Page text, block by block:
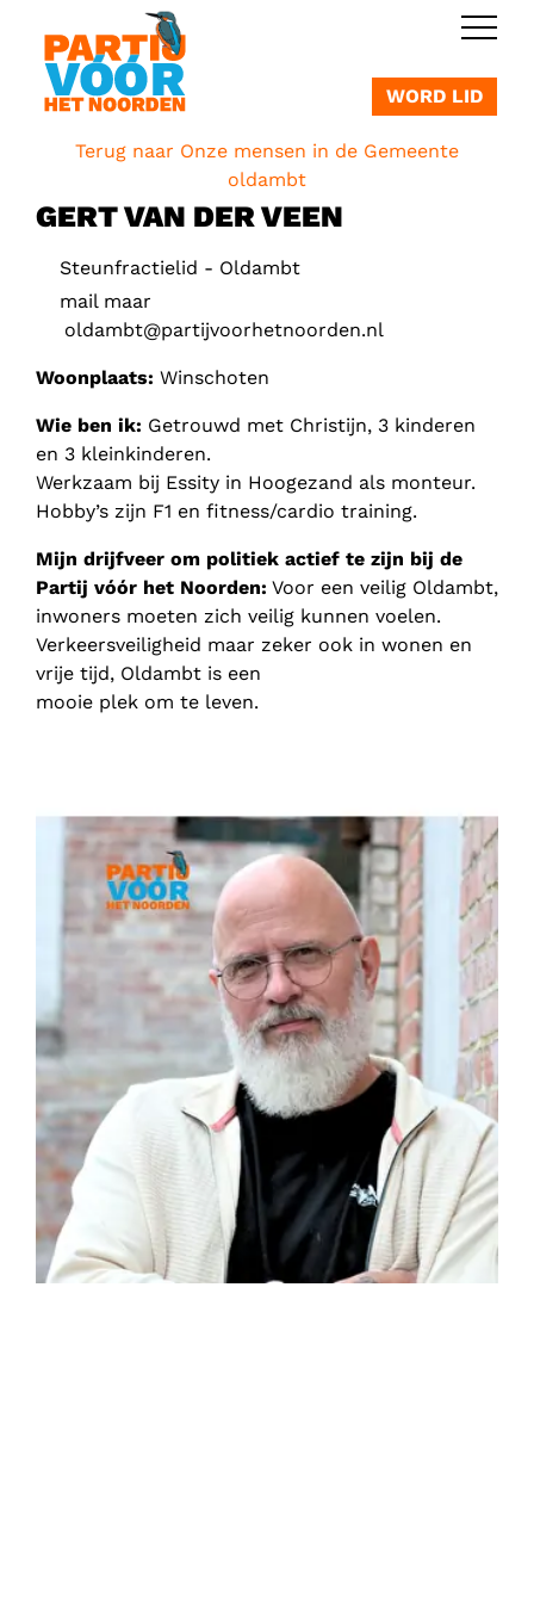
WORD LID
Terug naar Onze mensen in de Gemeente
oldambt
GERT VAN DER VEEN
Steunfractielid - Oldambt
mail maar
oldambt@partijvoorhetnoorden.nl
Woonplaats: Winschoten
Wie ben ik: Getrouwd met Christijn, 3 kinderen
en 3 kleinkinderen.
Werkzaam bij Essity in Hoogezand als monteur.
Hobby’s zijn F1 en fitness/cardio training.
Mijn drijfveer om politiek actief te zijn bij de
Partij vóór het Noorden: Voor een veilig Oldambt,
inwoners moeten zich veilig kunnen voelen.
Verkeersveiligheid maar zeker ook in wonen en
vrije tijd, Oldambt is een
mooie plek om te leven.